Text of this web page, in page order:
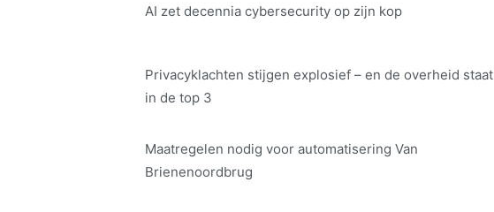
AI zet decennia cybersecurity op zijn kop
Privacyklachten stijgen explosief – en de overheid staat
in de top 3
Maatregelen nodig voor automatisering Van
Brienenoordbrug